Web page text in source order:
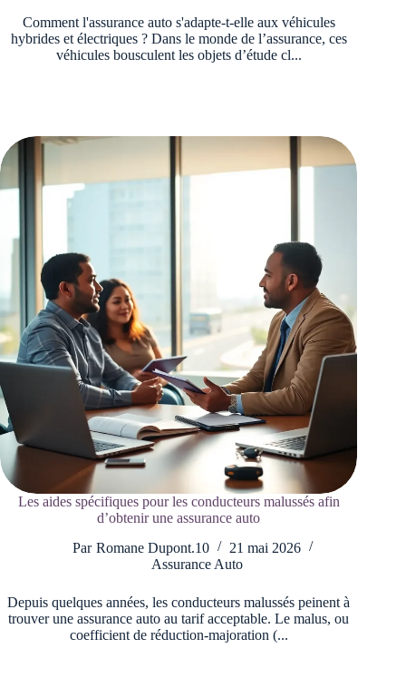
Comment l'assurance auto s'adapte-t-elle aux véhicules
hybrides et électriques ? Dans le monde de l’assurance, ces
véhicules bousculent les objets d’étude cl...
Les aides spécifiques pour les conducteurs malussés afin
d’obtenir une assurance auto
Par Romane Dupont.10
21 mai 2026
Assurance Auto
Depuis quelques années, les conducteurs malussés peinent à
trouver une assurance auto au tarif acceptable. Le malus, ou
coefficient de réduction-majoration (...